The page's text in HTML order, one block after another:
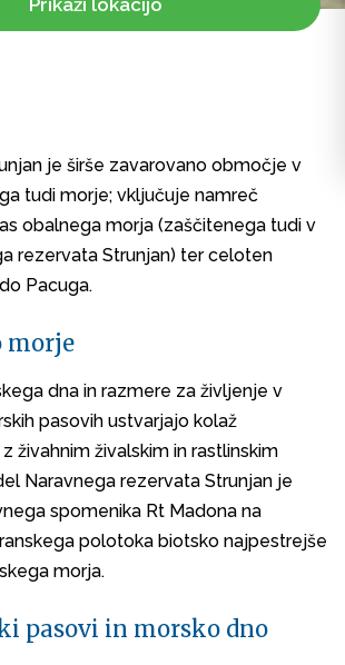
Prikaži lokacijo
je širše zavarovano območje v
tudi morje; vključuje namreč
obalnega morja (zaščitenega tudi v
rezervata Strunjan) ter celoten
Pacuga.
morje
dna in razmere za življenje v
pasovih ustvarjajo kolaž
živahnim živalskim in rastlinskim
Naravnega rezervata Strunjan je
spomenika Rt Madona na
polotoka biotsko najpestrejše
morja.
pasovi in morsko dno